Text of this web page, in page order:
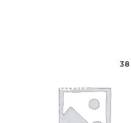
женщин
38
Комбинации